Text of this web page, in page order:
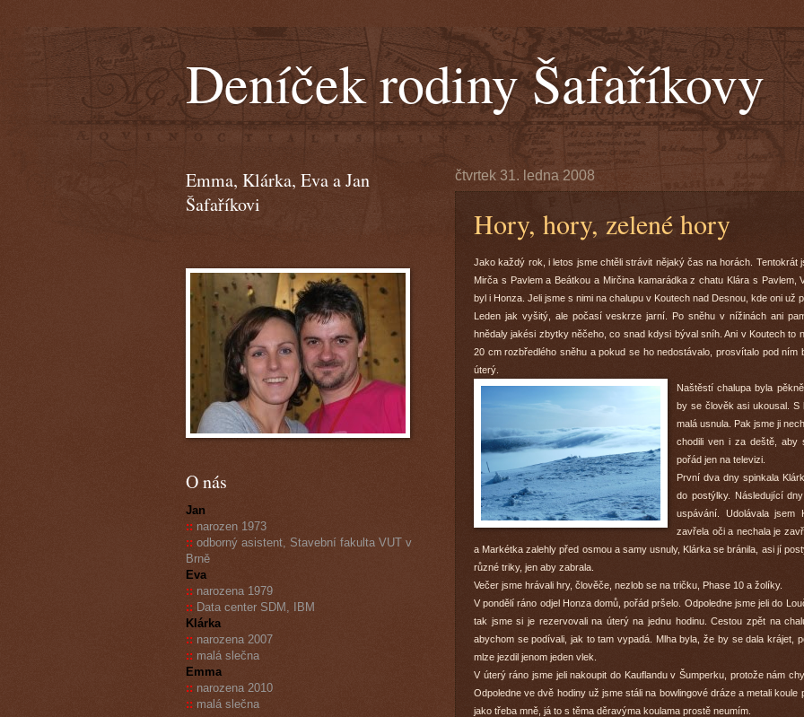
Deníček rodiny Šafaříkovy
čtvrtek 31. ledna 2008
Hory, hory, zelené hory
Jako každý rok, i letos jsme chtěli strávit nějaký čas na horách. Tentokrát
Mirča s Pavlem a Beátkou a Mirčina kamarádka z chatu Klára s Pavlem,
byl i Honza. Jeli jsme s nimi na chalupu v Koutech nad Desnou, kde oni už
Leden jak vyšitý, ale počasí veskrze jarní. Po sněhu v nížinách ani
hnědaly jakési zbytky něčeho, co snad kdysi býval sníh. Ani v Koutech to
20 cm rozbředlého sněhu a pokud se ho nedostávalo, prosvítalo pod ním
úterý.
Naštěstí chalupa byla
by se člověk asi ukousal. S
malá usnula. Pak jsme ji
chodili ven i za deště, aby
pořád jen na televizi.
První dva dny spinkala
do postýlky. Následující
uspávání. Udolávala
zavřela oči a nechala je
a Markétka zalehly před osmou a samy usnuly, Klárka se bránila, asi jí
různé triky, jen aby zabrala.
Večer jsme hrávali hry, člověče, nezlob se na tričku, Phase 10 a žolíky.
V pondělí ráno odjel Honza domů, pořád pršelo. Odpoledne jsme jeli do
tak jsme si je rezervovali na úterý na jednu hodinu. Cestou zpět na
abychom se podívali, jak to tam vypadá. Mlha byla, že by se dala krájet,
mlze jezdil jenom jeden vlek.
V úterý ráno jsme jeli nakoupit do Kauflandu v Šumperku, protože nám
Odpoledne ve dvě hodiny už jsme stáli na bowlingové dráze a metali
jako třeba mně, já to s těma děravýma koulama prostě neumím.
Emma, Klárka, Eva a Jan
Šafaříkovi
O nás
Jan
:: narozen 1973
:: odborný asistent, Stavební fakulta VUT v
Brně
Eva
:: narozena 1979
:: Data center SDM, IBM
Klárka
:: narozena 2007
:: malá slečna
Emma
:: narozena 2010
:: malá slečna